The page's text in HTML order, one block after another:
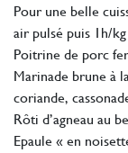
Pour une belle
air pulsé puis 1h/
Poitrine de porc
Marinade brune à
coriande,
Rôti d’agneau au
Epaule « en